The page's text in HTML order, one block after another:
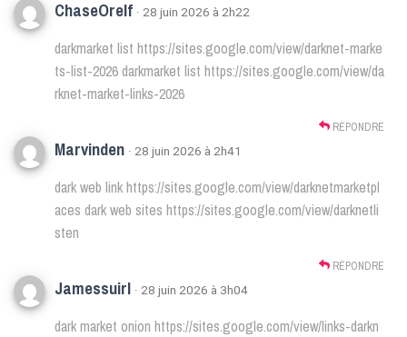
ChaseOrelf · 28 juin 2026 à 2h22
darkmarket list https://sites.google.com/view/darknet-marke
ts-list-2026darkmarket list https://sites.google.com/view/da
rknet-market-links-2026
RÉPONDRE
Marvinden · 28 juin 2026 à 2h41
dark web linkhttps://sites.google.com/view/darknetmarketpl
aces dark web sites https://sites.google.com/view/darknetli
sten
RÉPONDRE
Jamessuirl · 28 juin 2026 à 3h04
dark market onion https://sites.google.com/view/links-darkn